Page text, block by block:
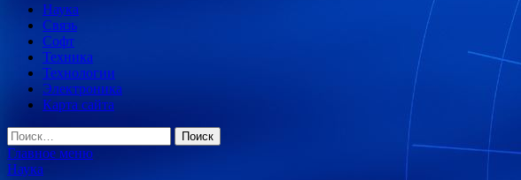
Наука
Связь
Софт
Техника
Технологии
Электроника
Карта сайта
Найти:
Главное меню
Наука